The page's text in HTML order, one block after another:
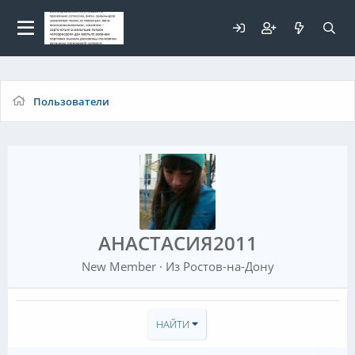
Пользователи
АНАСТАСИЯ2011
New Member · Из Ростов-на-Дону
НАЙТИ
Для любых предложений по
сайту: elaizik@cp9.ru